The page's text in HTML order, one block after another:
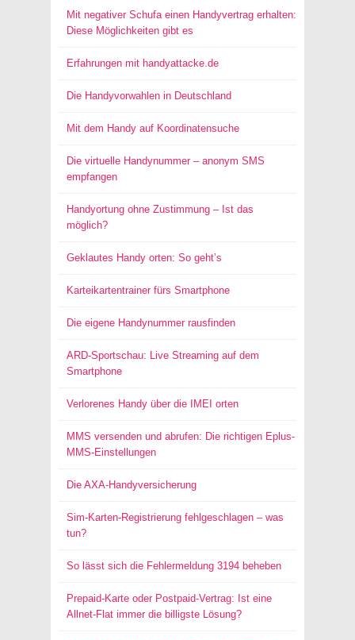
Mit negativer Schufa einen Handyvertrag erhalten:
Diese Möglichkeiten gibt es
Erfahrungen mit handyattacke.de
Die Handyvorwahlen in Deutschland
Mit dem Handy auf Koordinatensuche
Die virtuelle Handynummer – anonym SMS
empfangen
Handyortung ohne Zustimmung – Ist das
möglich?
Geklautes Handy orten: So geht’s
Karteikartentrainer fürs Smartphone
Die eigene Handynummer rausfinden
ARD-Sportschau: Live Streaming auf dem
Smartphone
Verlorenes Handy über die IMEI orten
MMS versenden und abrufen: Die richtigen Eplus-
MMS-Einstellungen
Die AXA-Handyversicherung
Sim-Karten-Registrierung fehlgeschlagen – was
tun?
So lässt sich die Fehlermeldung 3194 beheben
Prepaid-Karte oder Postpaid-Vertrag: Ist eine
Allnet-Flat immer die billigste Lösung?